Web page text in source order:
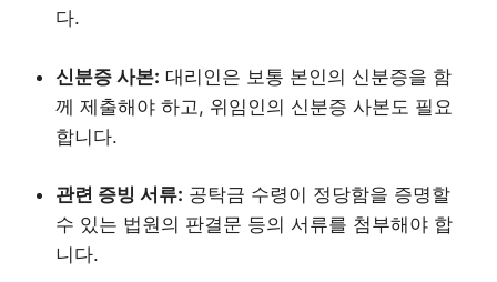
다.
신분증 사본: 대리인은 보통 본인의 신분증을 함
께 제출해야 하고, 위임인의 신분증 사본도 필요
합니다.
관련 증빙 서류: 공탁금 수령이 정당함을 증명할
수 있는 법원의 판결문 등의 서류를 첨부해야 합
니다.